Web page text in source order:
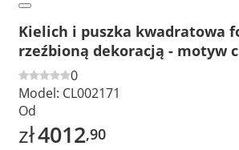
Kielich i puszka kwadratowa
rzeźbioną dekoracją - motyw
0
Model: CL002171
Od
zł4012,90